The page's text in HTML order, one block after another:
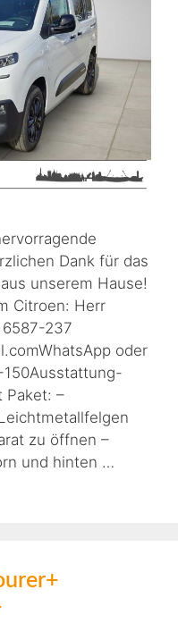
Dank für das
unserem Hause!
Citroen: Herr
6587-237
oder
Paket: –
zu öffnen –
und hinten …